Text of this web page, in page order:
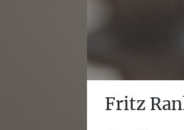
Fritz